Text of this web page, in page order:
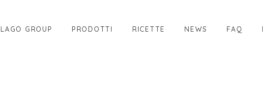
LAGO GROUP PRODOTTI RICETTE NEWS FAQ